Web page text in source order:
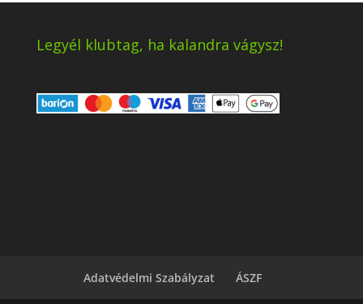
Legyél klubtag, ha kalandra vágysz!
Adatvédelmi Szabályzat ÁSZF